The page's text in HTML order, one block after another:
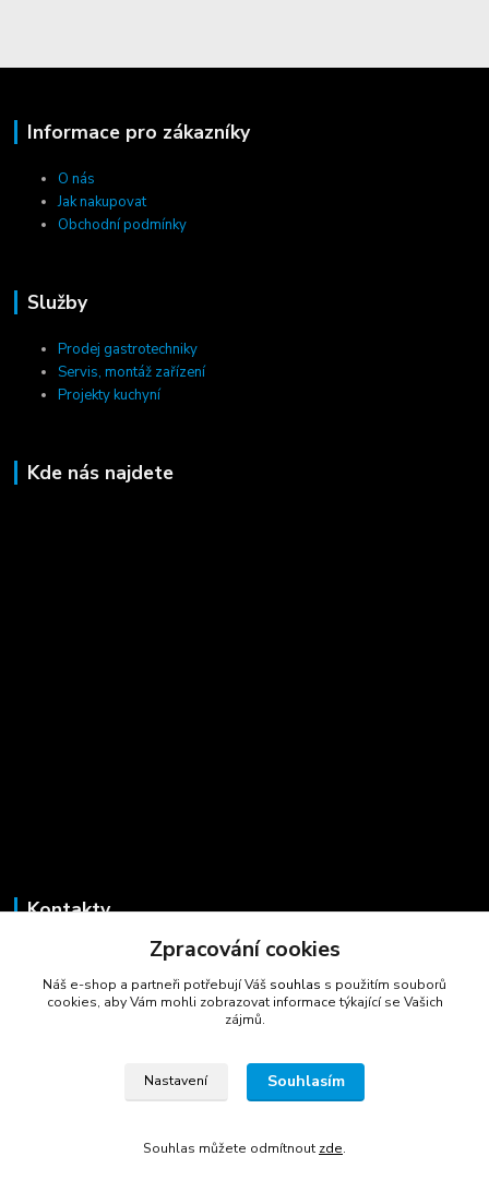
Informace pro zákazníky
O nás
Jak nakupovat
Obchodní podmínky
Služby
Prodej gastrotechniky
Servis, montáž zařízení
Projekty kuchyní
Kde nás najdete
Kontakty
+420 723 725 881
(Po-Pá, 8-16 hod.)
Zpracování cookies
Náš e-shop a partneři potřebují Váš souhlas s použitím souborů
cookies, aby Vám mohli zobrazovat informace týkající se Vašich
zájmů.
Nastavení Souhlasím
Souhlas můžete odmítnout zde.